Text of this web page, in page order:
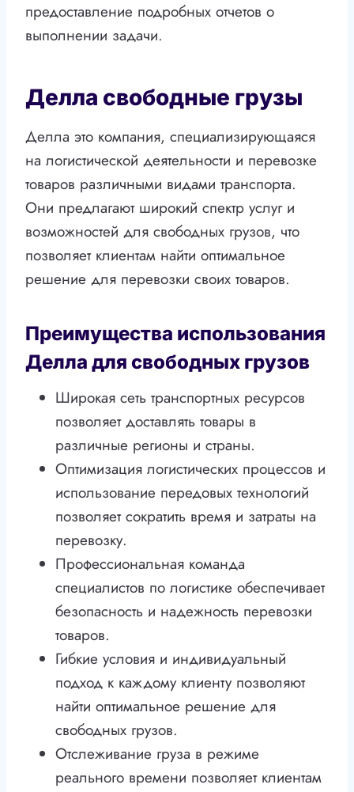
предоставление подробных отчетов о
выполнении задачи.
Делла свободные грузы
Делла это компания, специализирующаяся
на логистической деятельности и перевозке
товаров различными видами транспорта.
Они предлагают широкий спектр услуг и
возможностей для свободных грузов, что
позволяет клиентам найти оптимальное
решение для перевозки своих товаров.
Преимущества использования
Делла для свободных грузов
Широкая сеть транспортных ресурсов
позволяет доставлять товары в
различные регионы и страны.
Оптимизация логистических процессов и
использование передовых технологий
позволяет сократить время и затраты на
перевозку.
Профессиональная команда
специалистов по логистике обеспечивает
безопасность и надежность перевозки
товаров.
Гибкие условия и индивидуальный
подход к каждому клиенту позволяют
найти оптимальное решение для
свободных грузов.
Отслеживание груза в режиме
реального времени позволяет клиентам